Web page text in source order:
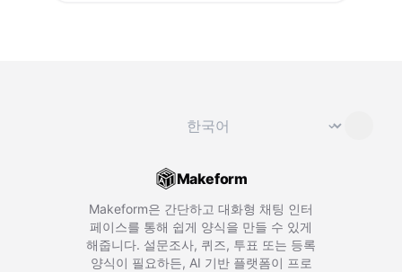
⌄
Makeform
Makeform은 간단하고 대화형 채팅 인터
페이스를 통해 쉽게 양식을 만들 수 있게
해줍니다. 설문조사, 퀴즈, 투표 또는 등록
양식이 필요하든, AI 기반 플랫폼이 프로